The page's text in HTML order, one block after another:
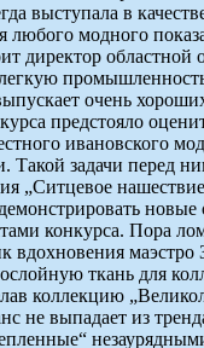
выступала в
любого модного
директор
очень
предстояло
ивановского
задачи перед
„Ситцевое
конкурса. Пора
ткань для
коллекцию
выпадает из